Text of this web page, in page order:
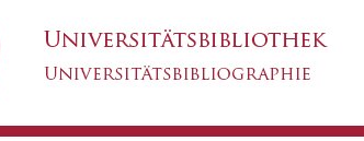
M1/M2 macrophage and